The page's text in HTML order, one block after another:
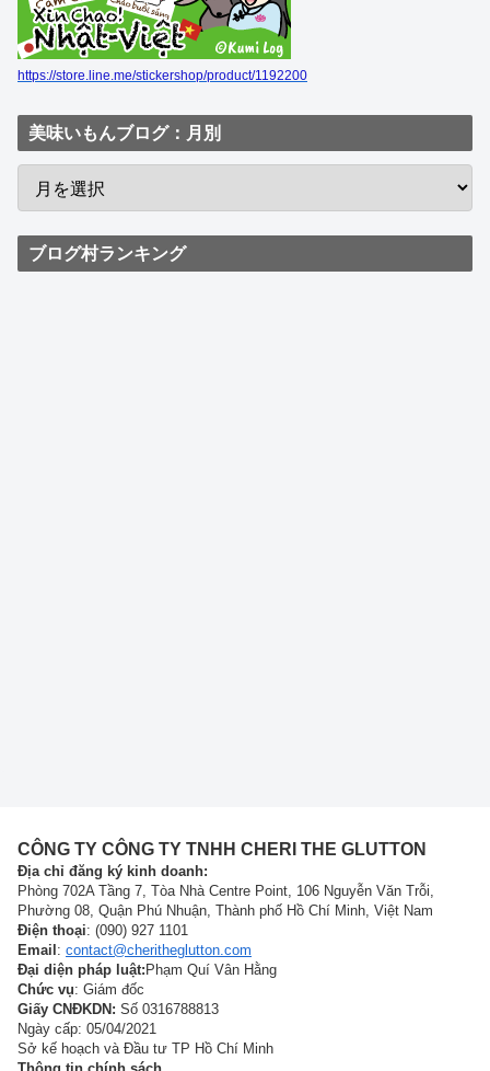
https://store.line.me/stickershop/product/1192200
美味いもんブログ：月別
ブログ村ランキング
CÔNG TY CÔNG TY TNHH CHERI THE GLUTTON
Địa chỉ đăng ký kinh doanh:
Phòng 702A Tầng 7, Tòa Nhà Centre Point, 106 Nguyễn Văn Trỗi,
Phường 08, Quận Phú Nhuận, Thành phố Hồ Chí Minh, Việt Nam
Điện thoại: (090) 927 1101
Email : contact@cheritheglutton.com
Đại diện pháp luật: Phạm Quí Vân Hằng
Chức vụ: Giám đốc
Giấy CNĐKDN: Số 0316788813
Ngày cấp: 05/04/2021
Sở kế hoạch và Đầu tư TP Hồ Chí Minh